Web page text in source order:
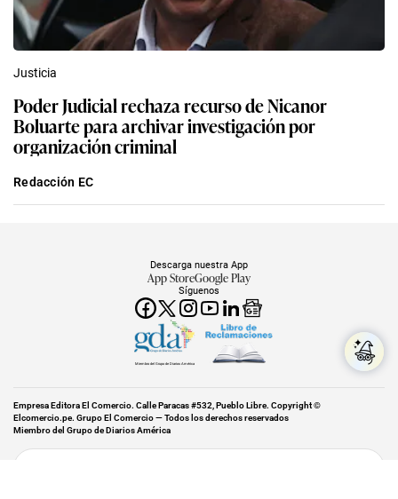
Justicia
Poder Judicial rechaza recurso de Nicanor
Boluarte para archivar investigación por
organización criminal
Redacción EC
Síguenos
Descarga nuestra App
App StoreGoogle Play
Miembro del Grupo de Diarios América
Empresa Editora El Comercio. Calle Paracas #532, Pueblo Libre. Copyright ©
Elcomercio.pe. Grupo El Comercio — Todos los derechos reservados
Miembro del Grupo de Diarios América